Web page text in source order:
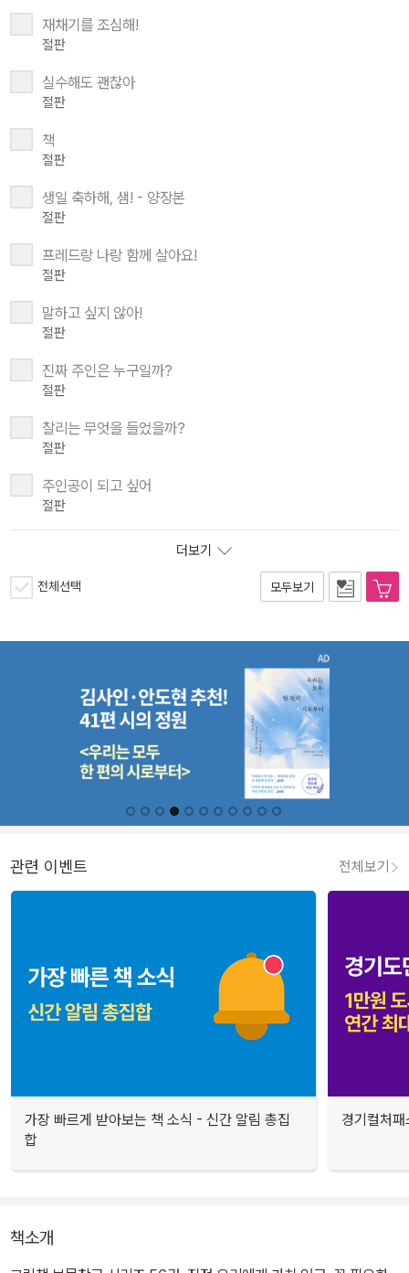
재채기를 조심해!
절판
실수해도 괜찮아
절판
책
절판
생일 축하해, 샘! - 양장본
절판
프레드랑 나랑 함께 살아요!
절판
말하고 싶지 않아!
절판
진짜 주인은 누구일까?
절판
찰리는 무엇을 들었을까?
절판
주인공이 되고 싶어
절판
더보기
전체선택 모두보기
관련 이벤트 전체보기
가장 빠르게 받아보는 책 소식 - 신간 알림 총집
합
경기컬처
책소개